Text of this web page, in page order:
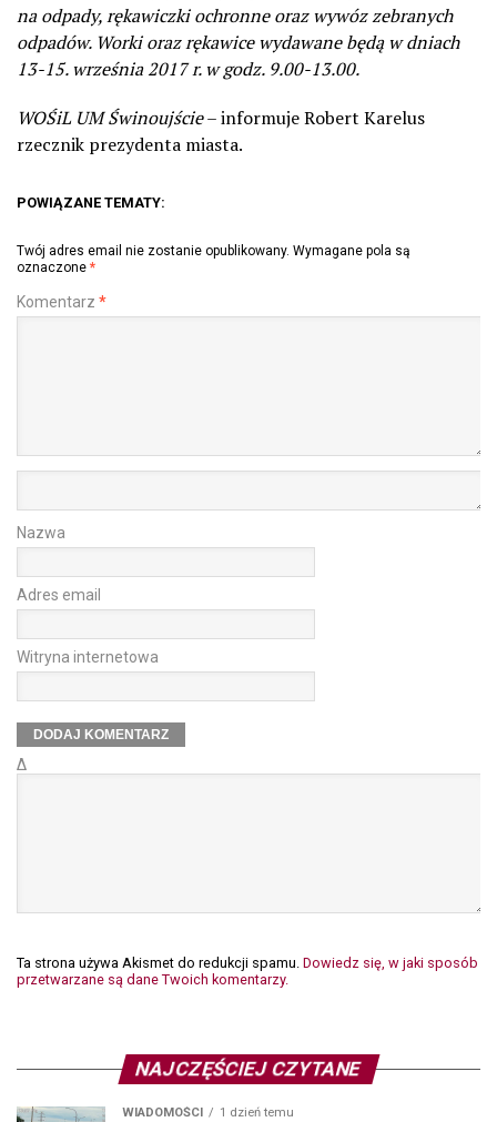
na odpady, rękawiczki ochronne oraz wywóz zebranych
odpadów. Worki oraz rękawice wydawane będą w dniach
13-15. września 2017 r. w godz. 9.00-13.00.
WOŚiL UM Świnoujście– informuje Robert Karelus
rzecznik prezydenta miasta.
POWIĄZANE TEMATY:
Twój adres email nie zostanie opublikowany. Wymagane pola są
oznaczone *
Komentarz *
Nazwa
Adres email
Witryna internetowa
Δ
Ta strona używa Akismet do redukcji spamu. Dowiedz się, w jaki sposób
przetwarzane są dane Twoich komentarzy.
NAJCZĘŚCIEJ CZYTANE
WIADOMOŚCI 1 dzień temu